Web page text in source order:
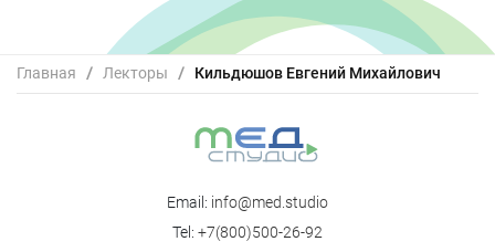
Главная / Лекторы / Кильдюшов Евгений Михайлович
Email: info@med.studio
Tel: +7(800)500-26-92